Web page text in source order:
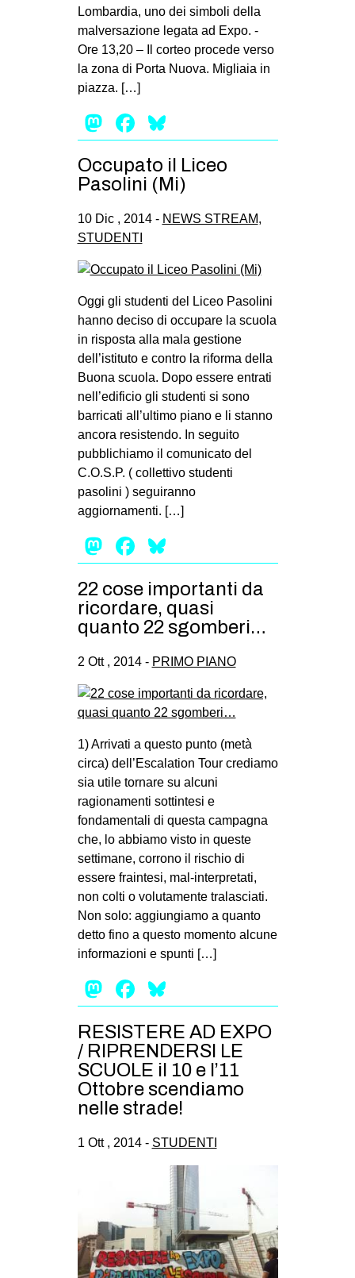
Lombardia, uno dei simboli della
malversazione legata ad Expo. -
Ore 13,20 – Il corteo procede verso
la zona di Porta Nuova. Migliaia in
piazza. […]
Mastodon
Facebook
Occupato il Liceo
Pasolini (Mi)
10 Dic , 2014 - NEWS STREAM,
STUDENTI
Oggi gli studenti del Liceo Pasolini
hanno deciso di occupare la scuola
in risposta alla mala gestione
dell’istituto e contro la riforma della
Buona scuola. Dopo essere entrati
nell’edificio gli studenti si sono
barricati all’ultimo piano e li stanno
ancora resistendo. In seguito
pubblichiamo il comunicato del
C.O.S.P. ( collettivo studenti
pasolini ) seguiranno
aggiornamenti. […]
Mastodon
Facebook
22 cose importanti da
ricordare, quasi
quanto 22 sgomberi…
2 Ott , 2014 - PRIMO PIANO
1) Arrivati a questo punto (metà
circa) dell’Escalation Tour crediamo
sia utile tornare su alcuni
ragionamenti sottintesi e
fondamentali di questa campagna
che, lo abbiamo visto in queste
settimane, corrono il rischio di
essere fraintesi, mal-interpretati,
non colti o volutamente tralasciati.
Non solo: aggiungiamo a quanto
detto fino a questo momento alcune
informazioni e spunti […]
Mastodon
Facebook
RESISTERE AD EXPO
/ RIPRENDERSI LE
SCUOLE il 10 e l’11
Ottobre scendiamo
nelle strade!
1 Ott , 2014 - STUDENTI